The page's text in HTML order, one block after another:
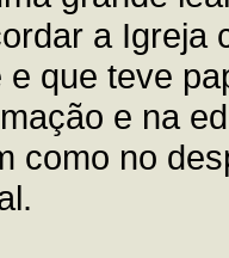
a Igreja
que teve
e na
como no